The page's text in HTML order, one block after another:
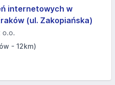
internetowych w
(ul. Zakopiańska)
o.o.
- 12km)